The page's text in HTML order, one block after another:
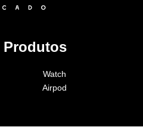
Produtos
Watch
Airpod